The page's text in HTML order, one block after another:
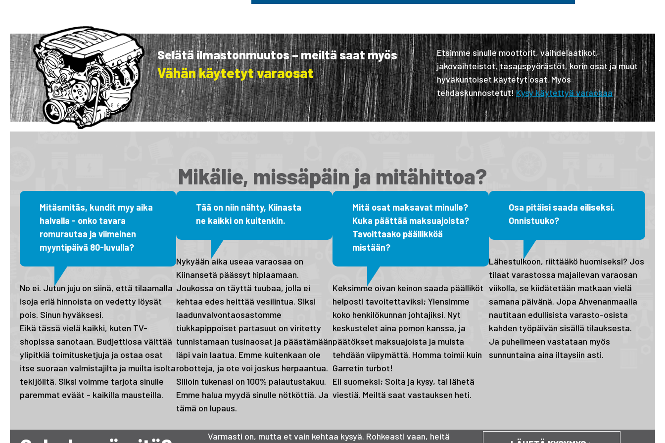
Selätä ilmastonmuutos – meiltä saat myös
Vähän käytetyt varaosat
Etsimme sinulle moottorit, vaihdelaatikot,
jakovaihteistot, tasauspyörästöt, korin osat ja muut
hyväkuntoiset käytetyt osat. Myös
tehdaskunnostetut!Kysy käytettyä varaosaa
Mikälie, missäpäin ja mitähittoa?
Mitäsmitäs, kundit myy aika
halvalla - onko tavara
romurautaa ja viimeinen
myyntipäivä 80-luvulla?
No ei. Jutun juju on sìinä, että tilaamalla
isoja eriä hinnoista on vedetty löysät
pois. Sinun hyväksesi.
Eikä tässä vielä kaikki, kuten TV-
shopissa sanotaan. Budjettiosa välttää
ylipitkiä toimitusketjuja ja ostaa osat
itse suoraan valmistajilta ja muilta isolta
tekijöiltä. Siksi voimme tarjota sinulle
paremmat eväät - kaikilla mausteilla.
Tää on niin nähty, Kiinasta
ne kaikki on kuitenkin.
Nykyään aika useaa varaosaa on
Kiinansetä päässyt hiplaamaan.
Joukossa on täyttä tuubaa, jolla ei
kehtaa edes heittää vesilintua. Siksi
laadunvalvontaosastomme
tiukkapippoiset partasuut on viritetty
tunnistamaan tusinaosat ja päästämään
läpi vain laatua. Emme kuitenkaan ole
robotteja, ja ote voi joskus herpaantua.
Silloin tukenasi on 100% palautustakuu.
Emme halua myydä sinulle nötköttiä. Ja
tämä on lupaus.
Mitä osat maksavat minulle?
Kuka päättää maksuajoista?
Tavoittaako päällikköä
mistään?
Keksimme oivan keinon saada päälliköt
helposti tavoitettaviksi; Ylensimme
koko henkilökunnan johtajiksi. Nyt
keskustelet aina pomon kanssa, ja
päätökset maksuajoista ja muista
tehdään viipymättä. Homma toimii kuin
Garretin turbot!
Eli suomeksi; Soita ja kysy, tai lähetä
viestiä. Meiltä saat vastauksen heti.
Osa pitäisi saada eiliseksi.
Onnistuuko?
Lähestulkoon, riittääkö huomiseksi? Jos
tilaat varastossa majailevan varaosan
viikolla, se kiidätetään matkaan vielä
samana päivänä. Jopa Ahvenanmaalla
nautitaan edullisista varasto-osista
kahden työpäivän sisällä tilauksesta.
Ja puhelimeen vastataan myös
sunnuntaina aina iltaysiin asti.
Varmasti on, mutta et vain kehtaa kysyä. Rohkeasti vaan, heitä